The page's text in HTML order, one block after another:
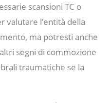
scansioni TC o
valutare l’entità della
ma potresti anche
segni di commozione
traumatiche se la